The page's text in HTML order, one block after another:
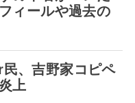
ィールや過去の
民、吉野家コピペ
上